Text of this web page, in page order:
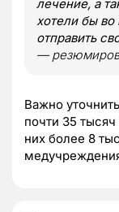
лечение, а
хотели бы
отправить
—
Важно
почти 35
них более 8